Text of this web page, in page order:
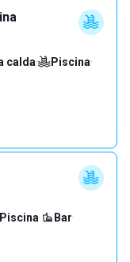
calda· Piscina·
Piscina· Bar·